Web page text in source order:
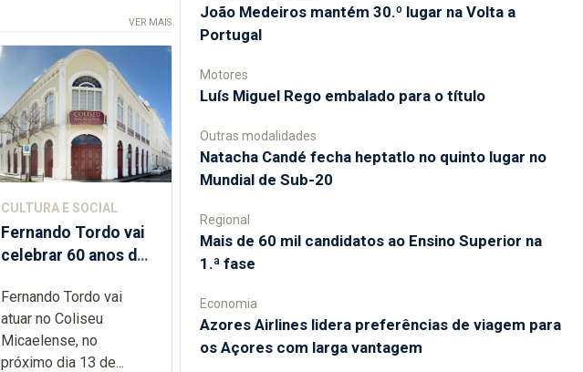
VER MAIS
CULTURA E SOCIAL
Fernando Tordo vai
celebrar 60 anos de
Micaelense
Fernando Tordo vai
atuar no Coliseu
Micaelense, no
próximo dia 13 de...
João Medeiros mantém 30.º lugar na Volta a
Portugal
Motores
Luís Miguel Rego embalado para o título
Outras modalidades
Natacha Candé fecha heptatlo no quinto lugar no
Mundial de Sub-20
Regional
Mais de 60 mil candidatos ao Ensino Superior na
1.ª fase
Economia
Azores Airlines lidera preferências de viagem para
os Açores com larga vantagem